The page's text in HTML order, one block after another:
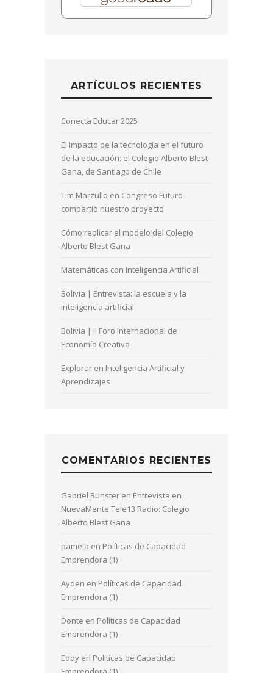
ARTÍCULOS RECIENTES
Conecta Educar 2025
El impacto de la tecnología en el futuro
de la educación: el Colegio Alberto Blest
Gana, de Santiago de Chile
Tim Marzullo en Congreso Futuro
compartió nuestro proyecto
Cómo replicar el modelo del Colegio
Alberto Blest Gana
Matemáticas con Inteligencia Artificial
Bolivia | Entrevista: la escuela y la
inteligencia artificial
Bolivia | II Foro Internacional de
Economía Creativa
Explorar en Inteligencia Artificial y
Aprendizajes
COMENTARIOS RECIENTES
Gabriel Bunster en Entrevista en
NuevaMente Tele13 Radio: Colegio
Alberto Blest Gana
pamela en Políticas de Capacidad
Emprendora (1)
Ayden en Políticas de Capacidad
Emprendora (1)
Donte en Políticas de Capacidad
Emprendora (1)
Eddy en Políticas de Capacidad